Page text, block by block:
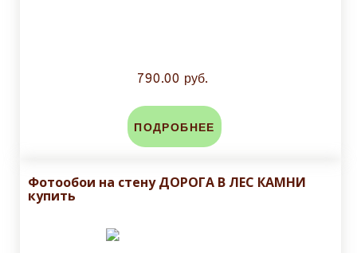
790.00 руб.
ПОДРОБНЕЕ
Фотообои на стену ДОРОГА В ЛЕС КАМНИ
купить